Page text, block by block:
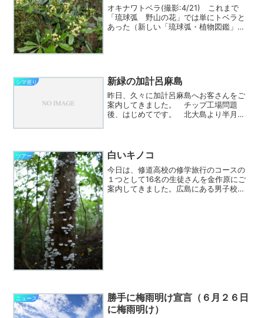
オキナワトベラ(撮影:4/21) これまで
「琉球弧 野山の花」では単にトベラと
あった（新しい「琉球弧・植物図鑑」も
シマ巡り 新緑の加計呂麻島
昨日、久々に加計呂麻島へお客さんをご
案内してきました。 チップ工場問題
後、はじめてです。 北大島より半月季
していますが、実際にはもっ...
ツアー 白いキノコ
今日は、修道高校の修学旅行のコースの
１つとして16名の生徒さんを金作原にご
案内してきました。広島にある男子校
ニュース
勝手に梅雨明け宣言（６月２６日
に梅雨明け）